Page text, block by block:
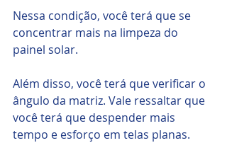
Nessa condição, você terá que se
concentrar mais na limpeza do
painel solar.
Além disso, você terá que verificar o
ângulo da matriz. Vale ressaltar que
você terá que despender mais
tempo e esforço em telas planas.